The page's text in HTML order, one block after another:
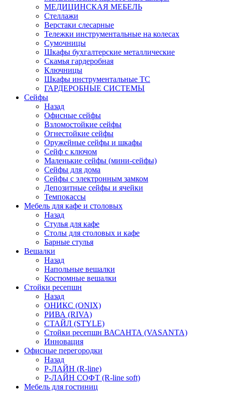
МЕДИЦИНСКАЯ МЕБЕЛЬ
Стеллажи
Верстаки слесарные
Тележки инструментальные на колесах
Сумочницы
Шкафы бухгалтерские металлические
Скамья гардеробная
Ключницы
Шкафы инструментальные ТС
ГАРДЕРОБНЫЕ СИСТЕМЫ
Сейфы
Назад
Офисные сейфы
Взломостойкие сейфы
Огнестойкие сейфы
Оружейные сейфы и шкафы
Сейф с ключом
Маленькие сейфы (мини-сейфы)
Сейфы для дома
Сейфы с электронным замком
Депозитные сейфы и ячейки
Темпокассы
Мебель для кафе и столовых
Назад
Стулья для кафе
Столы для столовых и кафе
Барные стулья
Вешалки
Назад
Напольные вешалки
Костюмные вешалки
Стойки ресепшн
Назад
ОНИКС (ONIX)
РИВА (RIVA)
СТАЙЛ (STYLE)
Стойки ресепшн ВАСАНТА (VASANTA)
Инновация
Офисные перегородки
Назад
Р-ЛАЙН (R-line)
Р-ЛАЙН СОФТ (R-line soft)
Мебель для гостиниц